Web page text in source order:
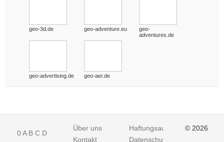
geo-3d.de geo-adventure.eu
geo-
adventures.de
geo-advertising.de geo-aer.de
0A B C D
Über uns
Kontakt
Haftungsausschluss
Datenschutz
© 2026